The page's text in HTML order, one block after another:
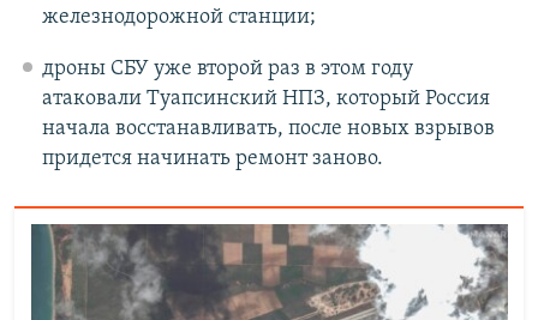
железнодорожной станции;
дроны СБУ уже второй раз в этом году
атаковали Туапсинский НПЗ, который Россия
начала восстанавливать, после новых взрывов
придется начинать ремонт заново.